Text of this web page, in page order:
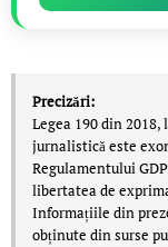
Precizări:
Legea 190 din
jurnalistică este
Regulamentului
libertatea de
Informațiile din
obținute din surse